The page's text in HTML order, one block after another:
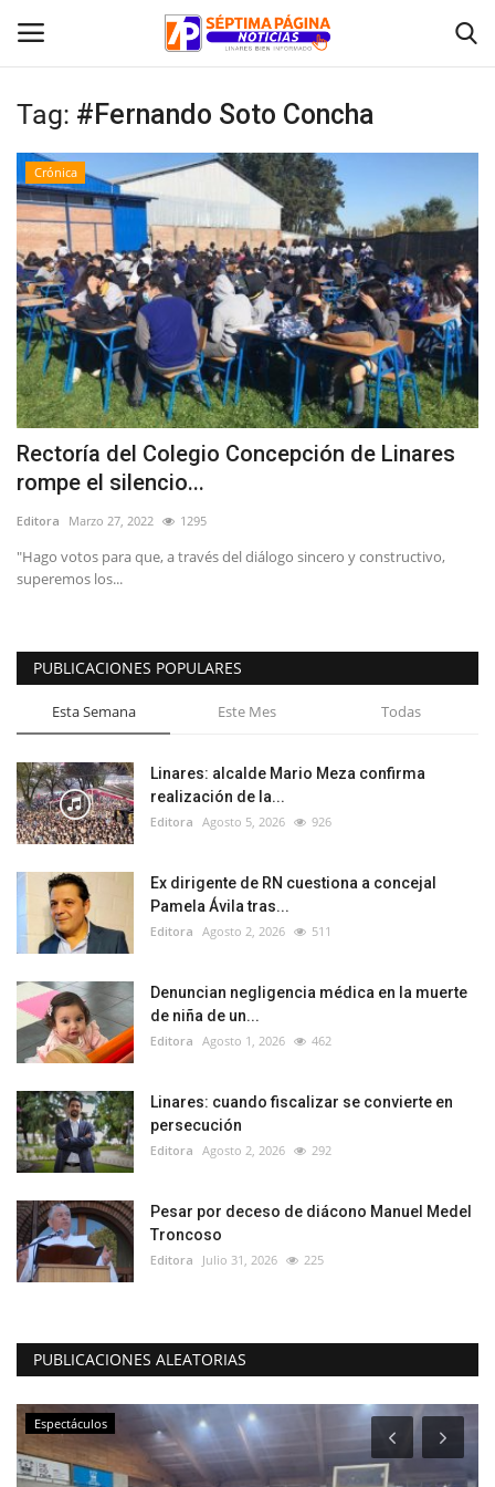
Inicio
Crónica
Policial
Tribunales
Deporte
Política
Espectáculos
Tag: #Fernando Soto Concha
Crónica
Rectoría del Colegio Concepción de Linares
rompe el silencio...
Editora Marzo 27, 2022 1295
"Hago votos para que, a través del diálogo sincero y constructivo,
superemos los...
PUBLICACIONES POPULARES
Esta Semana Este Mes Todas
Linares: alcalde Mario Meza confirma
realización de la...
Editora Agosto 5, 2026 926
Ex dirigente de RN cuestiona a concejal
Pamela Ávila tras...
Editora Agosto 2, 2026 511
Denuncian negligencia médica en la muerte
de niña de un...
Editora Agosto 1, 2026 462
Linares: cuando fiscalizar se convierte en
persecución
Editora Agosto 2, 2026 292
Pesar por deceso de diácono Manuel Medel
Troncoso
Editora Julio 31, 2026 225
PUBLICACIONES ALEATORIAS
Espectáculos